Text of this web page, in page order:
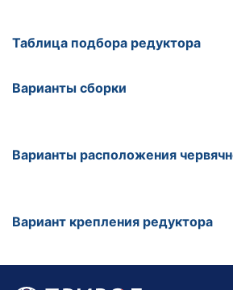
Таблица подбора редуктора
Варианты сборки
Варианты расположения
Вариант крепления редуктора